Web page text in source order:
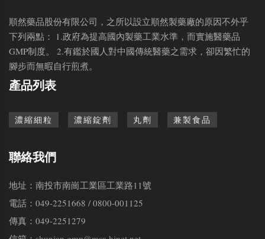
順然藥品股份有限公司，之所以設立順然製藥廠的原因不外乎
下列兩點： 1.政府為提高國內製藥工業水準，而實施醫藥品
GMP制度。 2.有鑑於國人對中國傳統醫藥之需求，卻因繁忙的
腳步而無暇自行煎煮。
產品列表
濃縮細粒 濃縮錠劑 丸劑 兼製食品
聯絡我們
地址：南投市南崗工業區工業路11號
電話：049-2251668 / 0800-001125
傳真：049-2251279